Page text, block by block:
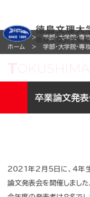
ホーム 学部・大学院・専
ホーム
学部・大学院・専
卒業論文発
2021年2月5日に、4年
論文発表会を開催しました